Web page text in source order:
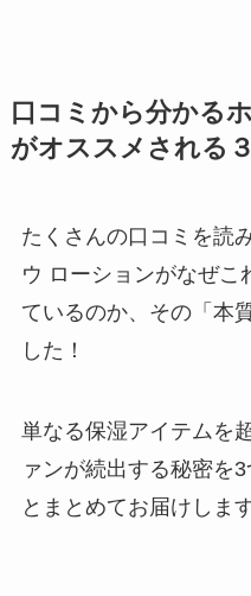
口コミから分かる
がオススメされる
たくさんの口コミを読
ウ ローションがなぜこ
ているのか、その「本
した！
単なる保湿アイテムを
ァンが続出する秘密を
とまとめてお届けします